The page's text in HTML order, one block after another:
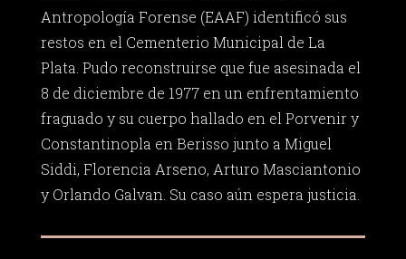
Antropología Forense (EAAF) identificó sus
restos en el Cementerio Municipal de La
Plata. Pudo reconstruirse que fue asesinada el
8 de diciembre de 1977 en un enfrentamiento
fraguado y su cuerpo hallado en el Porvenir y
Constantinopla en Berisso junto a Miguel
Siddi, Florencia Arseno, Arturo Masciantonio
y Orlando Galvan. Su caso aún espera justicia.